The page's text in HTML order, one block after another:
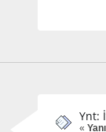
Ynt:
«